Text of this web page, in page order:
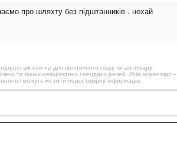
про шляхту без підштанників . нехай
аж ніяк не для політичного піару чи антипіару,
та інших некоректних і негідних речей. Утім коментарі –
і можуть містити недостовірну інформацію.